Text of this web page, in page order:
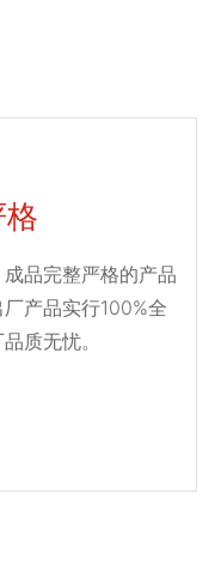
品完整严格的产品
产品实行100%全
质无忧。